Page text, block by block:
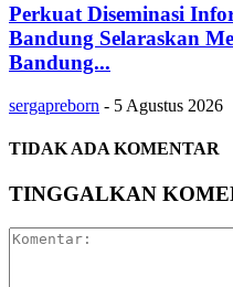
Perkuat Diseminasi
Bandung Selaraskan
Bandung...
sergapreborn - 5 Agustus 2026
TIDAK ADA KOMENTAR
TINGGALKAN